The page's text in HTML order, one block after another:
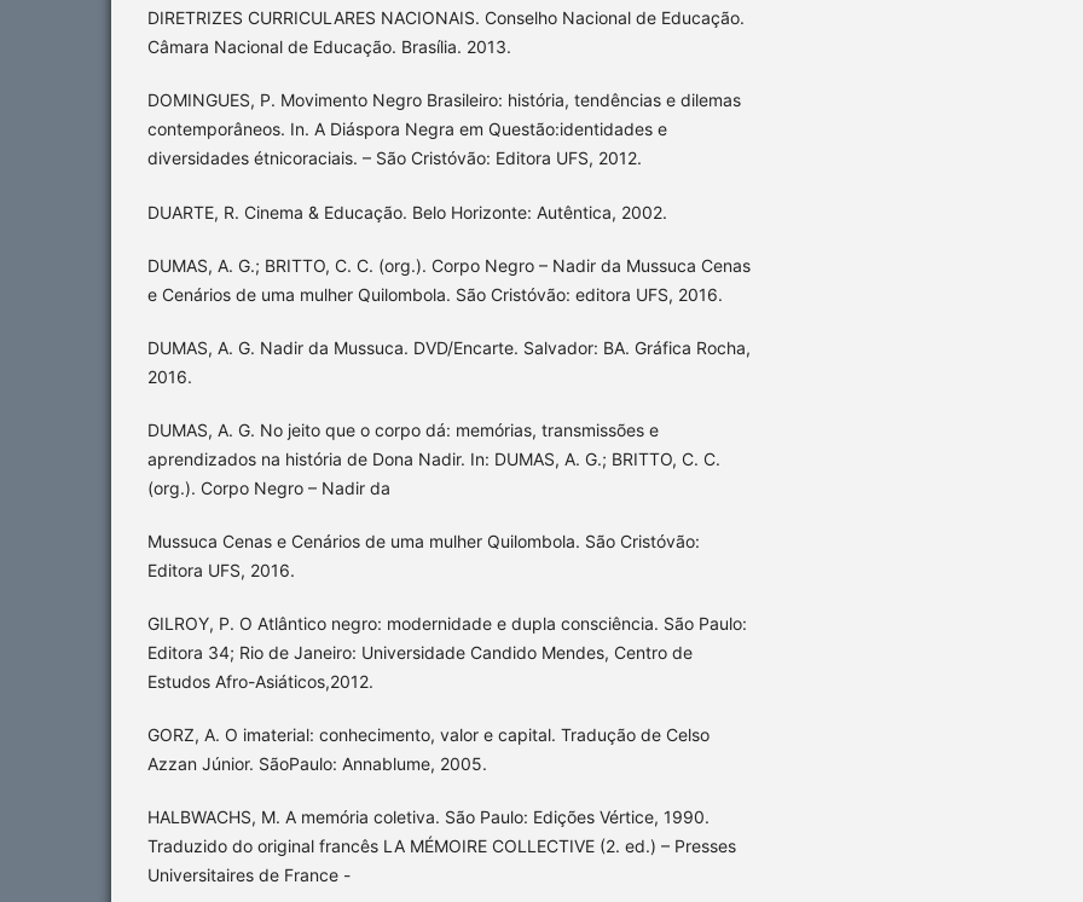
DIRETRIZES CURRICULARES NACIONAIS. Conselho Nacional de Educação.
Câmara Nacional de Educação. Brasília. 2013.
DOMINGUES, P. Movimento Negro Brasileiro: história, tendências e dilemas
contemporâneos. In. A Diáspora Negra em Questão:identidades e
diversidades étnicoraciais. – São Cristóvão: Editora UFS, 2012.
DUARTE, R. Cinema & Educação. Belo Horizonte: Autêntica, 2002.
DUMAS, A. G.; BRITTO, C. C. (org.). Corpo Negro – Nadir da Mussuca Cenas
e Cenários de uma mulher Quilombola. São Cristóvão: editora UFS, 2016.
DUMAS, A. G. Nadir da Mussuca. DVD/Encarte. Salvador: BA. Gráfica Rocha,
2016.
DUMAS, A. G. No jeito que o corpo dá: memórias, transmissões e
aprendizados na história de Dona Nadir. In: DUMAS, A. G.; BRITTO, C. C.
(org.). Corpo Negro – Nadir da
Mussuca Cenas e Cenários de uma mulher Quilombola. São Cristóvão:
Editora UFS, 2016.
GILROY, P. O Atlântico negro: modernidade e dupla consciência. São Paulo:
Editora 34; Rio de Janeiro: Universidade Candido Mendes, Centro de
Estudos Afro-Asiáticos,2012.
GORZ, A. O imaterial: conhecimento, valor e capital. Tradução de Celso
Azzan Júnior. SãoPaulo: Annablume, 2005.
HALBWACHS, M. A memória coletiva. São Paulo: Edições Vértice, 1990.
Traduzido do original francês LA MÉMOIRE COLLECTIVE (2. ed.) – Presses
Universitaires de France -